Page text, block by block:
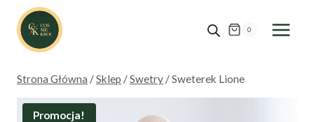
Przejdź
treści
0
Strona Główna /Sklep /Swetry /Sweterek Lione
Promocja!